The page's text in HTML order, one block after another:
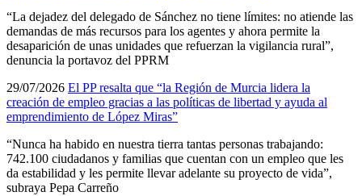
“La dejadez del delegado de Sánchez no tiene límites: no atiende las
demandas de más recursos para los agentes y ahora permite la
desaparición de unas unidades que refuerzan la vigilancia rural”,
denuncia la portavoz del PPRM
29/07/2026 El PP resalta que “la Región de Murcia lidera la
creación de empleo gracias a las políticas de libertad y ayuda al
emprendimiento de López Miras”
“Nunca ha habido en nuestra tierra tantas personas trabajando:
742.100 ciudadanos y familias que cuentan con un empleo que les
da estabilidad y les permite llevar adelante su proyecto de vida”,
subraya Pepa Carreño